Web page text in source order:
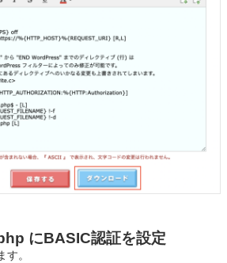
にBASIC認証を設定
。